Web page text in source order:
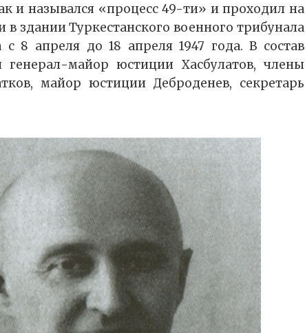
и назывался «процесс 49-ти» и проходил на
в здании Туркестанского военного трибунала
с 8 апреля до 18 апреля 1947 года. В состав
генерал-майор юстиции Хасбулатов, члены
майор юстиции Деброденев, секретарь